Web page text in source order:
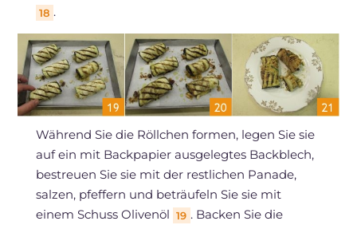
18 .
Während Sie die Röllchen formen, legen Sie sie
auf ein mit Backpapier ausgelegtes Backblech,
bestreuen Sie sie mit der restlichen Panade,
salzen, pfeffern und beträufeln Sie sie mit
einem Schuss Olivenöl 19 . Backen Sie die